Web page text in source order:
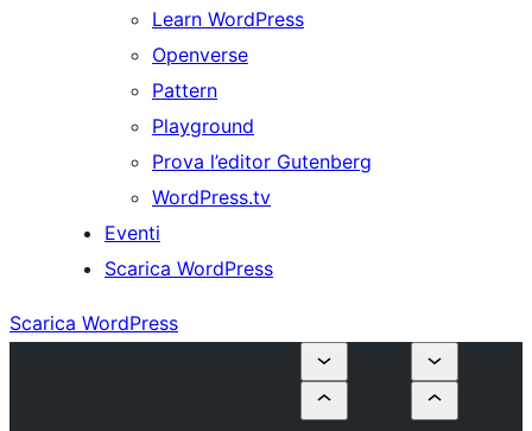
Learn WordPress
Openverse
Pattern
Playground
Prova l’editor Gutenberg
WordPress.tv
Eventi
Scarica WordPress
Scarica WordPress